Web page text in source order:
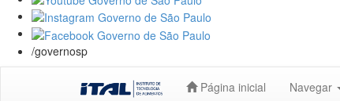
/governosp
Página inicial Navegar